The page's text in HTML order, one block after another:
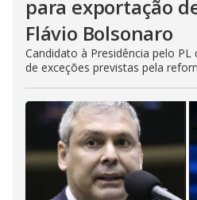
para exportação
Flávio Bolsonaro
Candidato à Presidência pelo
de exceções previstas pela